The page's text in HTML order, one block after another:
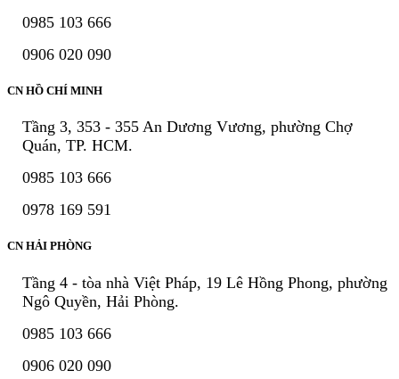
0985 103 666
0906 020 090
CN HỒ CHÍ MINH
Tầng 3, 353 - 355 An Dương Vương, phường Chợ
Quán, TP. HCM.
0985 103 666
0978 169 591
CN HẢI PHÒNG
Tầng 4 - tòa nhà Việt Pháp, 19 Lê Hồng Phong, phường
Ngô Quyền, Hải Phòng.
0985 103 666
0906 020 090